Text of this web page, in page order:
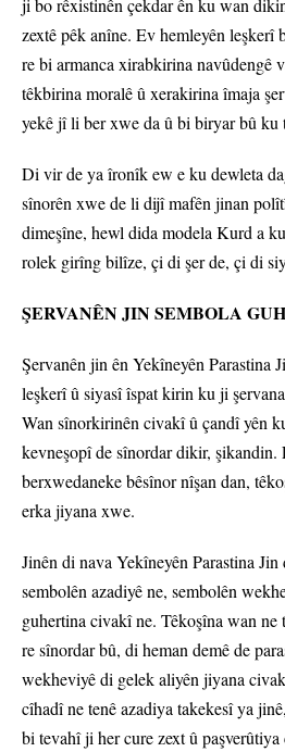
ji bo rêxistinên çekdar ên ku wan
zextê pêk anîne. Ev hemleyên leşkerî
re bi armanca xirabkirina navûdengê
têkbirina moralê û xerakirina îmaja
yekê jî li ber xwe da û bi biryar bû ku
Di vir de ya îronîk ew e ku dewleta
sînorên xwe de li dijî mafên jinan
dimeşîne, hewl dida modela Kurd a
rolek girîng bilîze, çi di şer de, çi di
ŞERVANÊN JIN SEMBOLA
Şervanên jin ên Yekîneyên Parastina
leşkerî û siyasî îspat kirin ku ji
Wan sînorkirinên civakî û çandî yên
kevneşopî de sînordar dikir, şikandin.
berxwedaneke bêsînor nîşan dan,
erka jiyana xwe.
Jinên di nava Yekîneyên Parastina Jin
sembolên azadiyê ne, sembolên
guhertina civakî ne. Têkoşîna wan
re sînordar bû, di heman demê de
wekheviyê di gelek aliyên jiyana
cîhadî ne tenê azadiya takekesî ya
bi tevahî ji her cure zext û